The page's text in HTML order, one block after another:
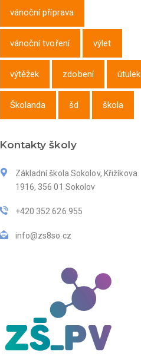
vánoční příprava
vánoční tvoření výlet
výtěžek zdobení útulek
Školanda šd škola
Kontakty školy
Základní škola Sokolov, Křižíkova
1916, 356 01 Sokolov
+420 352 626 955
info@zs8so.cz